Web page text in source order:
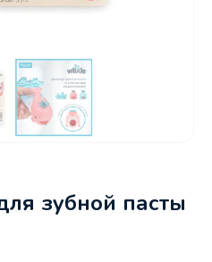
зубной пасты